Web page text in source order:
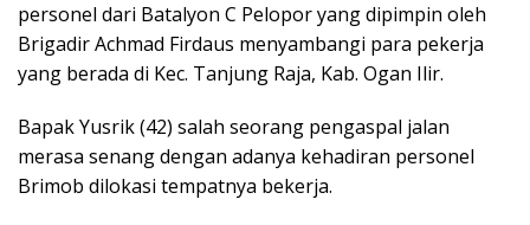
personel dari Batalyon C Pelopor yang dipimpin oleh
Brigadir Achmad Firdaus menyambangi para pekerja
yang berada di Kec. Tanjung Raja, Kab. Ogan Ilir.
Bapak Yusrik (42) salah seorang pengaspal jalan
merasa senang dengan adanya kehadiran personel
Brimob dilokasi tempatnya bekerja.